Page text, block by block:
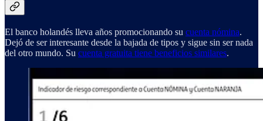
El banco holandés lleva años promocionando su cuenta nómina.
Dejó de ser interesante desde la bajada de tipos y sigue sin ser nada
del otro mundo. Su cuenta gratuita tiene beneficios similares.